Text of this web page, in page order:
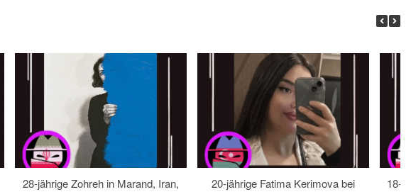
28-jährige Zohreh in Marand, Iran,
20-jährige Fatima Kerimova bei
18-